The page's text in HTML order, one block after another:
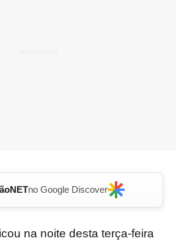
no Google Discover
na noite desta terça-feira